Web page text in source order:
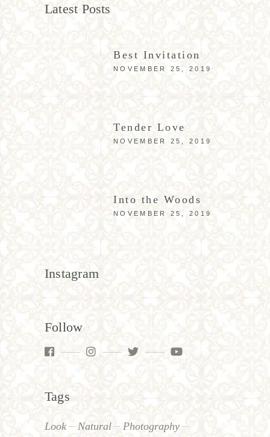
Latest Posts
Best Invitation
NOVEMBER 25, 2019
Tender Love
NOVEMBER 25, 2019
Into the Woods
NOVEMBER 25, 2019
Instagram
Follow
Tags
Look Natural
Photography